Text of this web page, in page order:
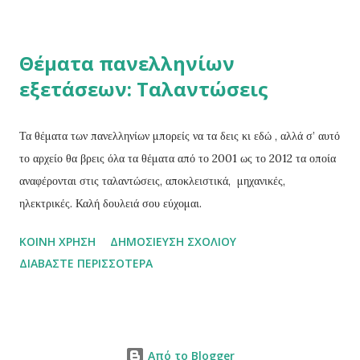
Βραχμαγκούπτα παρότι ήταν ο πρώτος που ασχολήθηκε μαζί του
ενδελεχώς, ομολογουμένως δεν κατάφερε να χειριστεί την διαίρεση.
επίσης Ινδός μαθηματικός Μπασκάρα γνώριζε ότι όσο μικρότερος
είναι ο διαιρέτης σε μια διαίρεση τόσο μεγαλύτερο είναι το πη...
Θέματα πανελληνίων
εξετάσεων: Ταλαντώσεις
Τα θέματα των πανελληνίων μπορείς να τα δεις κι εδώ , αλλά σ’ αυτό
το αρχείο θα βρεις όλα τα θέματα από το 2001 ως το 2012 τα οποία
αναφέρονται στις ταλαντώσεις, αποκλειστικά, μηχανικές,
ηλεκτρικές. Καλή δουλειά σου εύχομαι.
ΚΟΙΝΉ ΧΡΉΣΗ
ΔΗΜΟΣΊΕΥΣΗ ΣΧΟΛΊΟΥ
ΔΙΑΒΆΣΤΕ ΠΕΡΙΣΣΌΤΕΡΑ
Από το Blogger